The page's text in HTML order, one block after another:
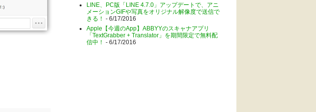
LINE、PC版「LINE 4.7.0」アップデートで、アニ
メーションGIFや写真をオリジナル解像度で送信で
きる！ - 6/17/2016
Apple【今週のApp】ABBYYのスキャナアプリ
「TextGrabber + Translator」を期間限定で無料配
信中！ - 6/17/2016